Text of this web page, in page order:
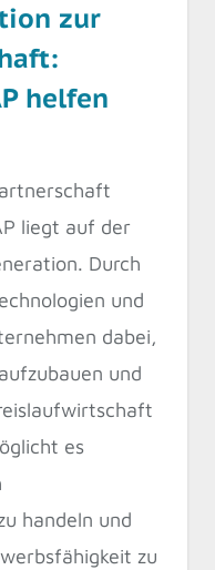
zur
helfen
liegt auf der
Durch
und
dabei,
und
es
handeln und
zu